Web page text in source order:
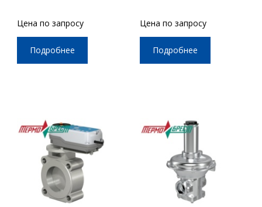
Цена по запросу
Подробнее
Цена по запросу
Подробнее